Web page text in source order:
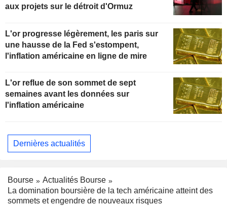
aux projets sur le détroit d'Ormuz
L'or progresse légèrement, les paris sur
une hausse de la Fed s'estompent,
l'inflation américaine en ligne de mire
L'or reflue de son sommet de sept
semaines avant les données sur
l'inflation américaine
Dernières actualités
Bourse
Actualités Bourse
La domination boursière de la tech américaine atteint des
sommets et engendre de nouveaux risques